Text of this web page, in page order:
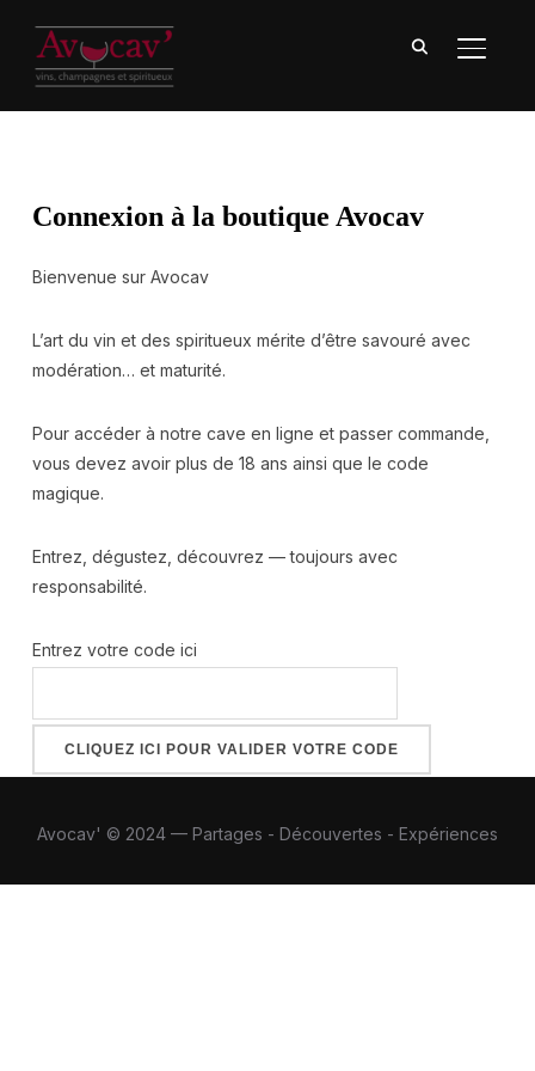
Connexion à la boutique Avocav
Bienvenue sur Avocav
L’art du vin et des spiritueux mérite d’être savouré avec
modération… et maturité.
Pour accéder à notre cave en ligne et passer commande,
vous devez avoir plus de 18 ans ainsi que le code
magique.
Entrez, dégustez, découvrez — toujours avec
responsabilité.
Entrez votre code ici
Avocav' © 2024 — Partages - Découvertes - Expériences